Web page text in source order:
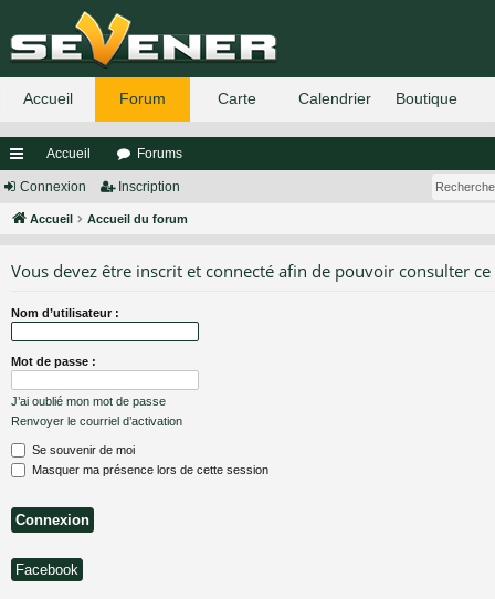
ac
co
s
Accueil Forums
Connexion Inscription
Accueil Accueil du forum
Vous devez être inscrit et connecté afin de pouvoir consulter
Nom d’utilisateur :
Mot de passe :
J’ai oublié mon mot de passe
Renvoyer le courriel d’activation
Se souvenir de moi
Masquer ma présence lors de cette session
Facebook